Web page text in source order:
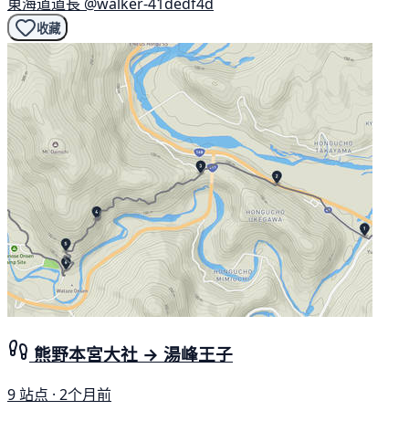
收藏
熊野本宮大社 → 湯峰王子
9 站点 · 2个月前